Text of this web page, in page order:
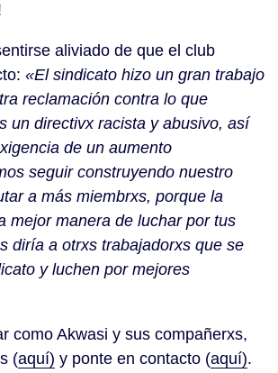
aliviado de que el club
«El sindicato hizo un gran trabajo
reclamación contra lo que
un directivx racista y abusivo, así
de un aumento
seguir construyendo nuestro
a más miembrxs, porque la
mejor manera de luchar por tus
diría a otrxs trabajadorxs que se
y luchen por mejores
como Akwasi y sus compañerxs,
(aquí) y ponte en contacto (aquí).